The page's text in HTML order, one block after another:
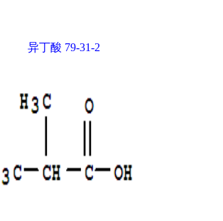
异丁酸 79-31-2